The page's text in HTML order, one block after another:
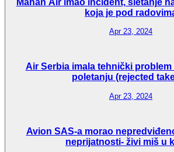
koja je pod
Apr 23, 2024
Air Serbia imala tehnički
poletanju (rejected
Apr 23, 2024
Avion SAS-a morao
neprijatnosti- živi miš u